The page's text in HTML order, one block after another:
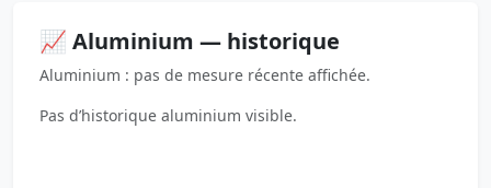
📈 Aluminium — historique
Aluminium : pas de mesure récente affichée.
Pas d’historique aluminium visible.